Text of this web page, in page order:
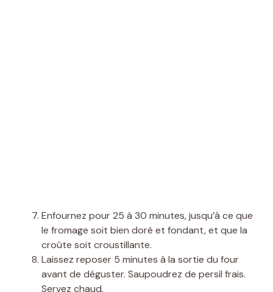
Enfournez pour 25 à 30 minutes, jusqu’à ce que
le fromage soit bien doré et fondant, et que la
croûte soit croustillante.
Laissez reposer 5 minutes à la sortie du four
avant de déguster. Saupoudrez de persil frais.
Servez chaud.